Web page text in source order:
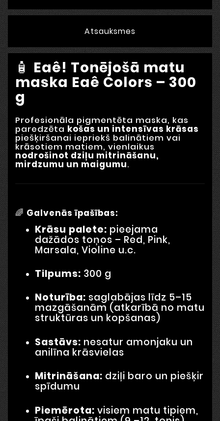
Atsauksmes
🧴 Eaê! Tonējošā matu
maska Eaê Colors – 300
g
Profesionāla pigmentēta maska, kas
paredzēta košas un intensīvas krāsas
piešķiršanai iepriekš balinātiem vai
krāsotiem matiem, vienlaikus
nodrošinot dziļu mitrināšanu,
mirdzumu un maigumu.
🌈 Galvenās īpašības:
Krāsu palete: pieejama
dažādos toņos – Red, Pink,
Marsala, Violine u.c.
Tilpums: 300 g
Noturība: saglabājas līdz 5–15
mazgāšanām (atkarībā no matu
struktūras un kopšanas)
Sastāvs: nesatur amonjaku un
anilīna krāsvielas
Mitrināšana: dziļi baro un piešķir
spīdumu
Piemērota: visiem matu tipiem,